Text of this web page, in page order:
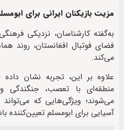
مزیت بازیکنان ایرانی برای
به‌گفته کارشناسان، نزدیکی
فضای فوتبال افغانستان، روند
می‌کند.
علاوه بر این، تجربه نشان داده
منطقه‌ای با تعصب، جنگندگی
می‌شوند؛ ویژگی‌هایی که
آسیایی برای ابومسلم تعیین‌کننده